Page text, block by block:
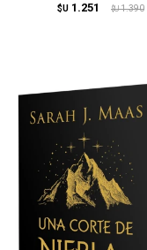
$U 1.251 $U 1.390